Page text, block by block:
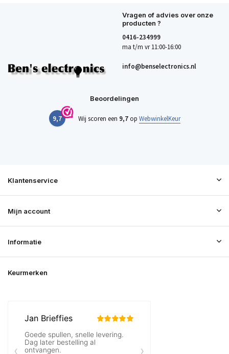
Vragen of advies over onze
producten ?
0416-234999
ma t/m vr 11:00-16:00
info@benselectronics.nl
Beoordelingen
9,7 Wij scoren een 9,7op WebwinkelKeur
Klantenservice
Mijn account
Informatie
Keurmerken